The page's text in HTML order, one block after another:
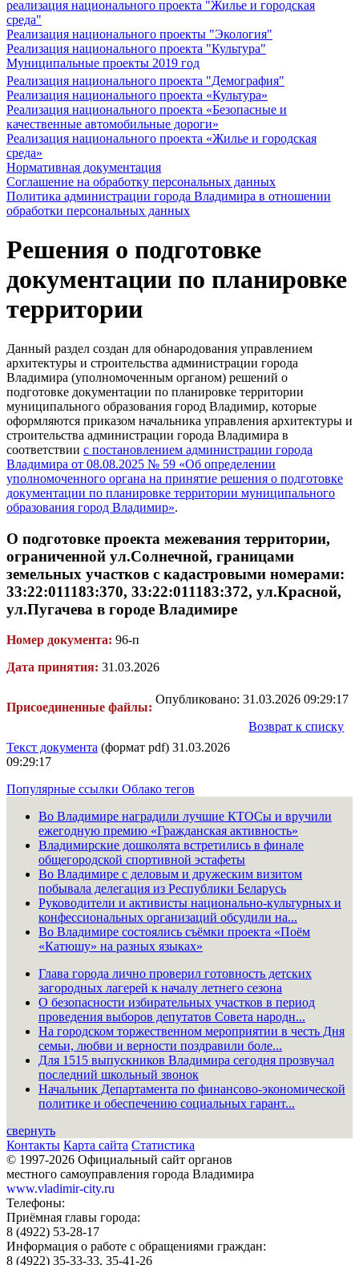
реализация национального проекта "Жилье и городская
среда"
Реализация национального проекты "Экология"
Реализация национального проекта "Культура"
Муниципальные проекты 2019 год
Реализация национального проекта "Демография"
Реализация национального проекта «Культура»
Реализация национального проекта «Безопасные и
качественные автомобильные дороги»
Реализация национального проекта «Жилье и городская
среда»
Нормативная документация
Соглашение на обработку персональных данных
Политика администрации города Владимира в отношении
обработки персональных данных
Решения о подготовке
документации по планировке
территории
Данный раздел создан для обнародования управлением
архитектуры и строительства администрации города
Владимира (уполномоченным органом) решений о
подготовке документации по планировке территории
муниципального образования город Владимир, которые
оформляются приказом начальника управления архитектуры и
строительства администрации города Владимира в
соответствии с постановлением администрации города
Владимира от 08.08.2025 № 59 «Об определении
уполномоченного органа на принятие решения о подготовке
документации по планировке территории муниципального
образования город Владимир».
О подготовке проекта межевания территории,
ограниченной ул.Солнечной, границами
земельных участков с кадастровыми номерами:
33:22:011183:370, 33:22:011183:372, ул.Красной,
ул.Пугачева в городе Владимире
Номер документа: 96-п
Дата принятия: 31.03.2026
Присоединенные файлы:
Текст документа (формат pdf) 31.03.2026
09:29:17
Опубликовано: 31.03.2026 09:29:17
Возврат к списку
Популярные ссылки Облако тегов
Во Владимире наградили лучшие КТОСы и вручили
ежегодную премию «Гражданская активность»
Владимирские дошколята встретились в финале
общегородской спортивной эстафеты
Во Владимире с деловым и дружеским визитом
побывала делегация из Республики Беларусь
Руководители и активисты национально-культурных и
конфессиональных организаций обсудили на...
Во Владимире состоялись съёмки проекта «Поём
«Катюшу» на разных языках»
Глава города лично проверил готовность детских
загородных лагерей к началу летнего сезона
О безопасности избирательных участков в период
проведения выборов депутатов Совета народн...
На городском торжественном мероприятии в честь Дня
семьи, любви и верности поздравили боле...
Для 1515 выпускников Владимира сегодня прозвучал
последний школьный звонок
Начальник Департамента по финансово-экономической
политике и обеспечению социальных гарант...
свернуть
Контакты Карта сайта Статистика
© 1997-2026 Официальный сайт органов
местного самоуправления города Владимира
www.vladimir-city.ru
Телефоны:
Приёмная главы города:
8 (4922) 53-28-17
Информация о работе с обращениями граждан:
8 (4922) 35-33-33, 35-41-26